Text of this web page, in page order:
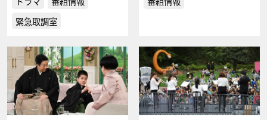
緊急取調室